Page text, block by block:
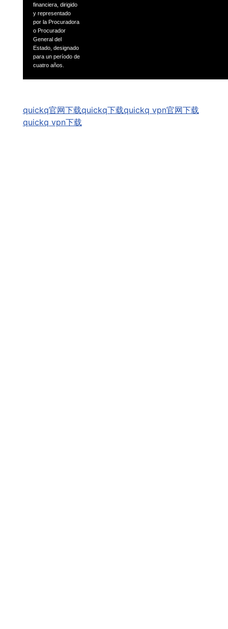
financiera, dirigido
y representado
por la Procuradora
o Procurador
General del
Estado, designado
para un período de
cuatro años.
quickq官网下载quickq下载quickq vpn官网下载
quickq vpn下载